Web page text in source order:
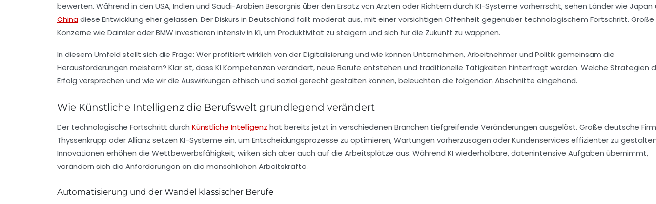
bewerten. Während in den USA, Indien und Saudi-Arabien Besorgnis über den Ersatz von Ärzten oder Richtern durch KI-Systeme vorherrscht, sehen Länder wie Japan
Chinadiese Entwicklung eher gelassen. Der Diskurs in Deutschland fällt moderat aus, mit einer vorsichtigen Offenheit gegenüber technologischem Fortschritt. Große
Konzerne wie DaimleroderBMWinvestieren intensiv in KI, um Produktivität zu steigern und sich für die Zukunft zu wappnen.
In diesem Umfeld stellt sich die Frage: Wer profitiert wirklich von der Digitalisierung und wie können Unternehmen, Arbeitnehmer und Politik gemeinsam die
Herausforderungen meistern? Klar ist, dass KI Kompetenzen verändert, neue Berufe entstehen und traditionelle Tätigkeiten hinterfragt werden. Welche Strategien
Erfolg versprechen und wie wir die Auswirkungen ethisch und sozial gerecht gestalten können, beleuchten die folgenden Abschnitte eingehend.
Wie Künstliche Intelligenz die Berufswelt grundlegend verändert
Der technologische Fortschritt durch Künstliche Intelligenz hat bereits jetzt in verschiedenen Branchen tiefgreifende Veränderungen ausgelöst. Große deutsche
Thyssenkrupp oderAllianz setzen KI-Systeme ein, um Entscheidungsprozesse zu optimieren, Wartungen vorherzusagen oder Kundenservices effizienter zu
Innovationen erhöhen die Wettbewerbsfähigkeit, wirken sich aber auch auf die Arbeitsplätze aus. Während KI wiederholbare, datenintensive Aufgaben übernimmt,
verändern sich die Anforderungen an die menschlichen Arbeitskräfte.
Automatisierung und der Wandel klassischer Berufe